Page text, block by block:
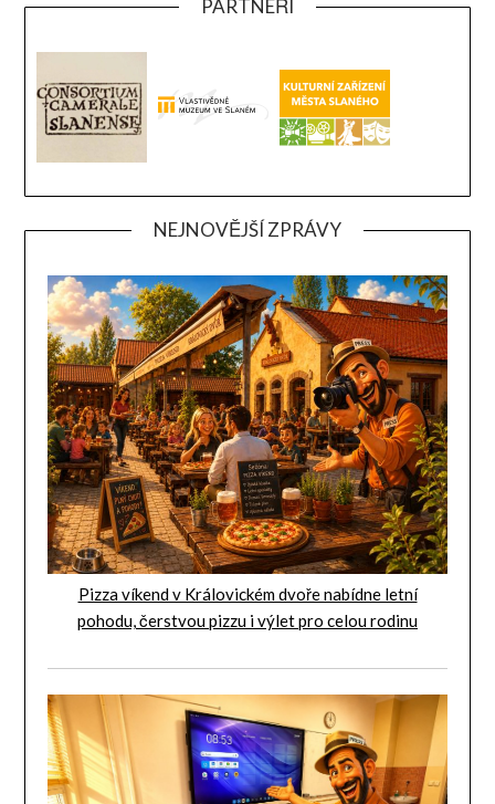
PARTNEŘI
NEJNOVĚJŠÍ ZPRÁVY
Pizza víkend v Královickém dvoře nabídne letní
pohodu, čerstvou pizzu i výlet pro celou rodinu